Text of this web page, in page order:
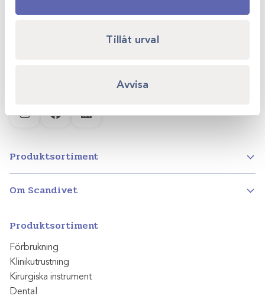
Tillåt urval
Avvisa
InstagramFacebookLinkedIn
Produktsortiment
Om Scandivet
Produktsortiment
Förbrukning
Klinikutrustning
Kirurgiska instrument
Dental